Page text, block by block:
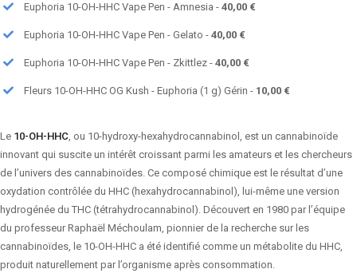
Euphoria 10-OH-HHC Vape Pen - Amnesia - 40,00 €
Euphoria 10-OH-HHC Vape Pen - Gelato - 40,00 €
Euphoria 10-OH-HHC Vape Pen - Zkittlez - 40,00 €
Fleurs 10-OH-HHC OG Kush - Euphoria (1 g) Gérin - 10,00 €
Le 10-OH-HHC, ou 10-hydroxy-hexahydrocannabinol, est un cannabinoïde
innovant qui suscite un intérêt croissant parmi les amateurs et les chercheurs
de l’univers des cannabinoïdes. Ce composé chimique est le résultat d’une
oxydation contrôlée du HHC (hexahydrocannabinol), lui-même une version
hydrogénée du THC (tétrahydrocannabinol). Découvert en 1980 par l’équipe
du professeur Raphaël Méchoulam, pionnier de la recherche sur les
cannabinoïdes, le 10-OH-HHC a été identifié comme un métabolite du HHC,
produit naturellement par l’organisme après consommation.